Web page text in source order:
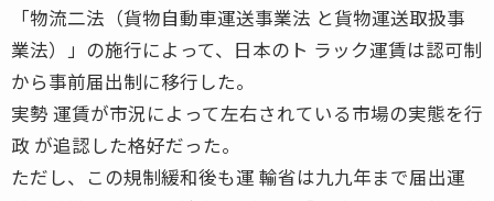
「物流二法（貨物自動車運送事業法 と貨物運送取扱事
業法）」の施行によって、日本のト ラック運賃は認可制
から事前届出制に移行した。
実勢 運賃が市況によって左右されている市場の実態を行
政 が追認した格好だった。
ただし、この規制緩和後も運 輸省は九九年まで届出運